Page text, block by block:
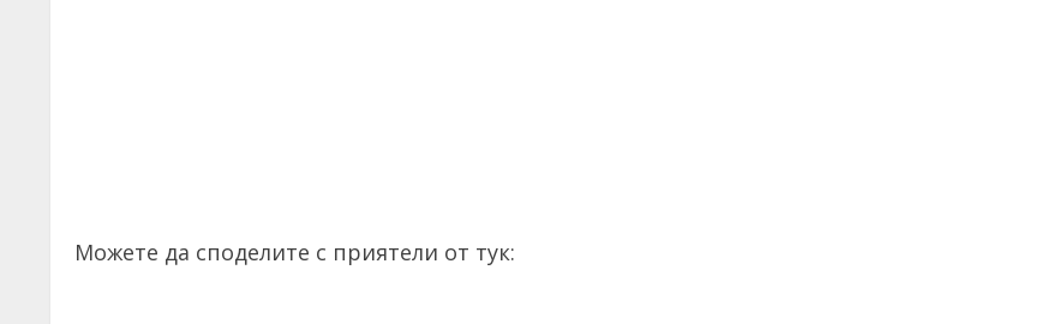
Можете да споделите с приятели от тук: